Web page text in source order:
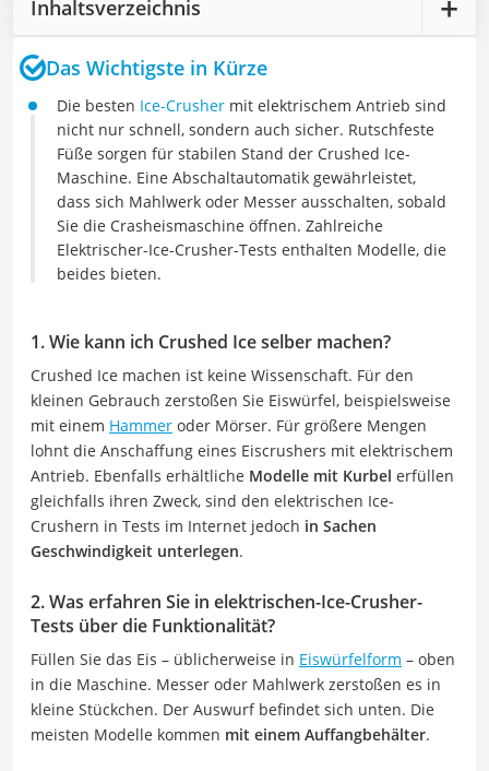
Inhaltsverzeichnis
Das Wichtigste in Kürze
Die besten Ice-Crusher mit elektrischem Antrieb sind
nicht nur schnell, sondern auch sicher. Rutschfeste
Füße sorgen für stabilen Stand der Crushed Ice-
Maschine. Eine Abschaltautomatik gewährleistet,
dass sich Mahlwerk oder Messer ausschalten, sobald
Sie die Crasheismaschine öffnen. Zahlreiche
Elektrischer-Ice-Crusher-Tests enthalten Modelle, die
beides bieten.
1. Wie kann ich Crushed Ice selber machen?
Crushed Ice machen ist keine Wissenschaft. Für den
kleinen Gebrauch zerstoßen Sie Eiswürfel, beispielsweise
mit einem Hammer oder Mörser. Für größere Mengen
lohnt die Anschaffung eines Eiscrushers mit elektrischem
Antrieb. Ebenfalls erhältliche Modelle mit Kurbel erfüllen
gleichfalls ihren Zweck, sind den elektrischen Ice-
Crushern in Tests im Internet jedoch in Sachen
Geschwindigkeit unterlegen.
2. Was erfahren Sie in elektrischen-Ice-Crusher-
Tests über die Funktionalität?
Füllen Sie das Eis – üblicherweise in Eiswürfelform – oben
in die Maschine. Messer oder Mahlwerk zerstoßen es in
kleine Stückchen. Der Auswurf befindet sich unten. Die
meisten Modelle kommen mit einem Auffangbehälter.